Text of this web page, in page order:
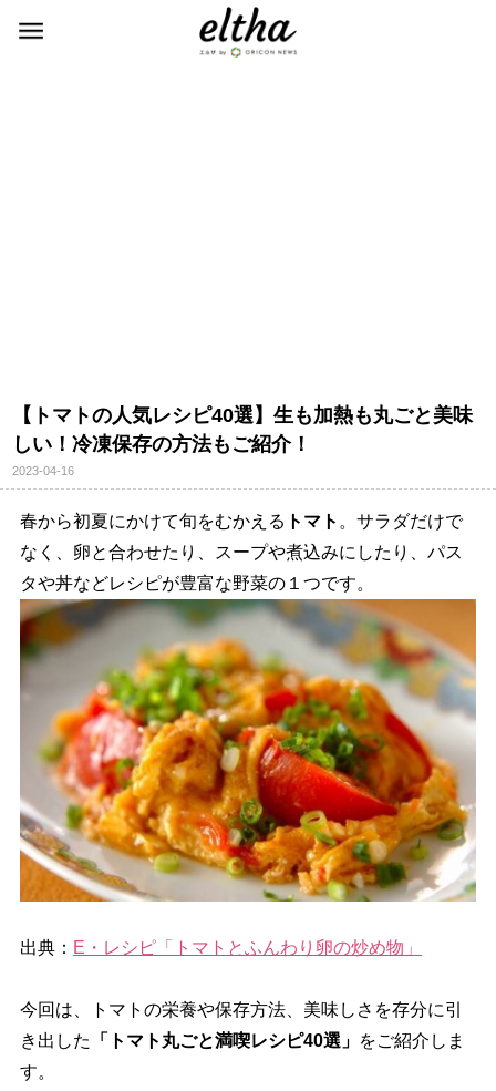
【トマトの人気レシピ40選】生も加熱も丸ごと美味
しい！冷凍保存の方法もご紹介！
2023-04-16
春から初夏にかけて旬をむかえる トマト 。サラダだけで
なく、卵と合わせたり、スープや煮込みにしたり、パス
タや丼などレシピが豊富な野菜の１つです。
出典： E・レシピ「トマトとふんわり卵の炒め物」
今回は、トマトの栄養や保存方法、美味しさを存分に引
き出した
「トマト丸ごと満喫レシピ40選」 をご紹介しま
す。